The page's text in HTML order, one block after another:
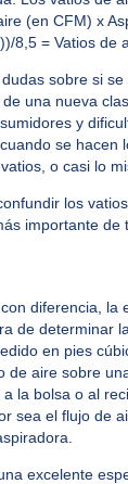
(en CFM) x
8,5 = Vatios de
sobre si
una nueva
y
se hacen
o casi lo
los
importante de
diferencia, la
de determinar
en pies
de aire sobre
la bolsa o al
sea el flujo de
excelente